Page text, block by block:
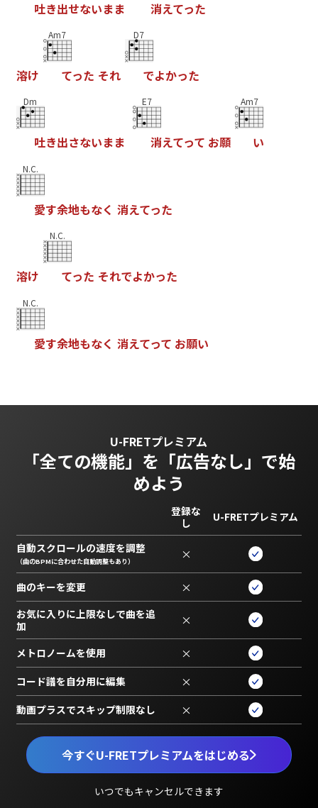
吐き出せないまま 消えてった
溶け
Am7
てった それ
D7
でよかった
Dm
吐き出さないまま
E7
消えてって お願
Am7
い
N.C.
愛す余地もなく 消えてった
溶け
N.C.
てった それでよかった
N.C.
愛す余地もなく 消えてって お願い
U-FRETプレミアム
「全ての機能」を 「広告なし」で始
めよう
今すぐU-FRETプレミアムをはじめる
いつでもキャンセルできます
登録な
し
U-FRETプレミアム
自動スクロールの速度を調整
（曲のBPMに合わせた自動調整もあり） ×
曲のキーを変更 ×
お気に入りに上限なしで曲を追
加
×
メトロノームを使用 ×
コード譜を自分用に編集 ×
動画プラスでスキップ制限なし ×